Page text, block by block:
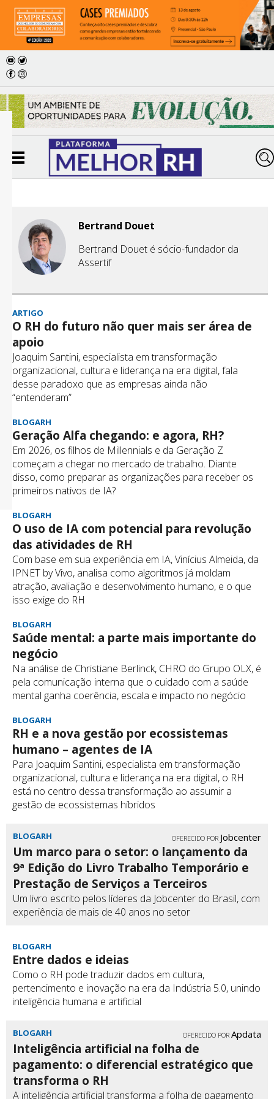
Bertrand Douet
Bertrand Douet é sócio-fundador da
Assertif
ARTIGO
O RH do futuro não quer mais ser área de
apoio
Joaquim Santini, especialista em transformação
organizacional, cultura e liderança na era digital, fala
desse paradoxo que as empresas ainda não
“entenderam”
BLOGARH
Geração Alfa chegando: e agora, RH?
Em 2026, os filhos de Millennials e da Geração Z
começam a chegar no mercado de trabalho. Diante
disso, como preparar as organizações para receber os
primeiros nativos de IA?
BLOGARH
O uso de IA com potencial para revolução
das atividades de RH
Com base em sua experiência em IA, Vinícius Almeida, da
IPNET by Vivo, analisa como algoritmos já moldam
atração, avaliação e desenvolvimento humano, e o que
isso exige do RH
BLOGARH
Saúde mental: a parte mais importante do
negócio
Na análise de Christiane Berlinck, CHRO do Grupo OLX, é
pela comunicação interna que o cuidado com a saúde
mental ganha coerência, escala e impacto no negócio
BLOGARH
RH e a nova gestão por ecossistemas
humano – agentes de IA
Para Joaquim Santini, especialista em transformação
organizacional, cultura e liderança na era digital, o RH
está no centro dessa transformação ao assumir a
gestão de ecossistemas híbridos
BLOGARH OFERECIDO POR Jobcenter
Um marco para o setor: o lançamento da
9ª Edição do Livro Trabalho Temporário e
Prestação de Serviços a Terceiros
Um livro escrito pelos líderes da Jobcenter do Brasil, com
experiência de mais de 40 anos no setor
BLOGARH
Entre dados e ideias
Como o RH pode traduzir dados em cultura,
pertencimento e inovação na era da Indústria 5.0, unindo
inteligência humana e artificial
BLOGARH OFERECIDO POR Apdata
Inteligência artificial na folha de
pagamento: o diferencial estratégico que
transforma o RH
A inteligência artificial transforma a folha de pagamento